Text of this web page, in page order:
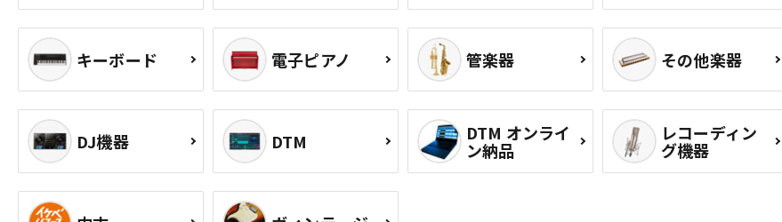
キーボード 電子ピアノ 管楽器 その他楽器
DJ機器 DTM DTM オンライ
ン納品
レコーディン
グ機器